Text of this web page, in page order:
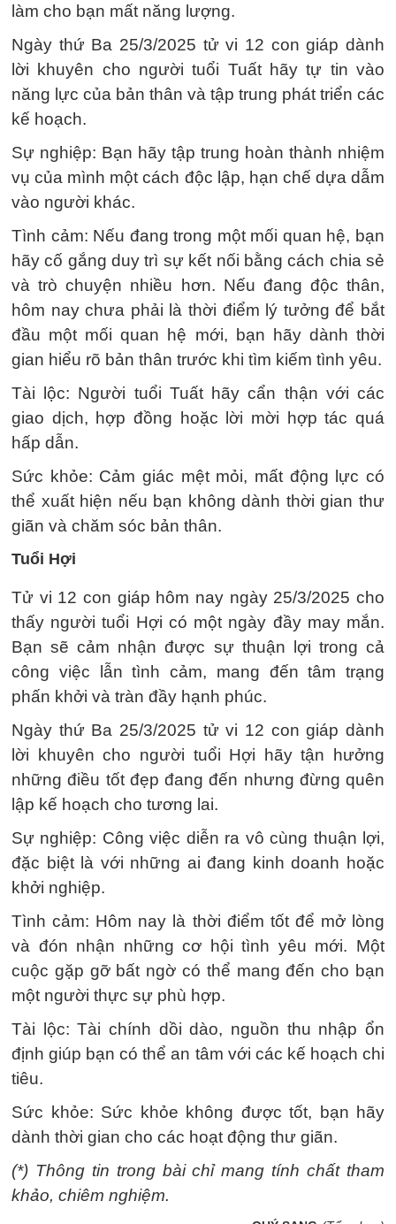
làm cho bạn mất năng lượng.
Ngày thứ Ba 25/3/2025 tử vi 12 con giáp dành
lời khuyên cho người tuổi Tuất hãy tự tin vào
năng lực của bản thân và tập trung phát triển các
kế hoạch.
Sự nghiệp: Bạn hãy tập trung hoàn thành nhiệm
vụ của mình một cách độc lập, hạn chế dựa dẫm
vào người khác.
Tình cảm: Nếu đang trong một mối quan hệ, bạn
hãy cố gắng duy trì sự kết nối bằng cách chia sẻ
và trò chuyện nhiều hơn. Nếu đang độc thân,
hôm nay chưa phải là thời điểm lý tưởng để bắt
đầu một mối quan hệ mới, bạn hãy dành thời
gian hiểu rõ bản thân trước khi tìm kiếm tình yêu.
Tài lộc: Người tuổi Tuất hãy cẩn thận với các
giao dịch, hợp đồng hoặc lời mời hợp tác quá
hấp dẫn.
Sức khỏe: Cảm giác mệt mỏi, mất động lực có
thể xuất hiện nếu bạn không dành thời gian thư
giãn và chăm sóc bản thân.
Tuổi Hợi
Tử vi 12 con giáp hôm nay ngày 25/3/2025 cho
thấy người tuổi Hợi có một ngày đầy may mắn.
Bạn sẽ cảm nhận được sự thuận lợi trong cả
công việc lẫn tình cảm, mang đến tâm trạng
phấn khởi và tràn đầy hạnh phúc.
Ngày thứ Ba 25/3/2025 tử vi 12 con giáp dành
lời khuyên cho người tuổi Hợi hãy tận hưởng
những điều tốt đẹp đang đến nhưng đừng quên
lập kế hoạch cho tương lai.
Sự nghiệp: Công việc diễn ra vô cùng thuận lợi,
đặc biệt là với những ai đang kinh doanh hoặc
khởi nghiệp.
Tình cảm: Hôm nay là thời điểm tốt để mở lòng
và đón nhận những cơ hội tình yêu mới. Một
cuộc gặp gỡ bất ngờ có thể mang đến cho bạn
một người thực sự phù hợp.
Tài lộc: Tài chính dồi dào, nguồn thu nhập ổn
định giúp bạn có thể an tâm với các kế hoạch chi
tiêu.
Sức khỏe: Sức khỏe không được tốt, bạn hãy
dành thời gian cho các hoạt động thư giãn.
(*) Thông tin trong bài chỉ mang tính chất tham
khảo, chiêm nghiệm.